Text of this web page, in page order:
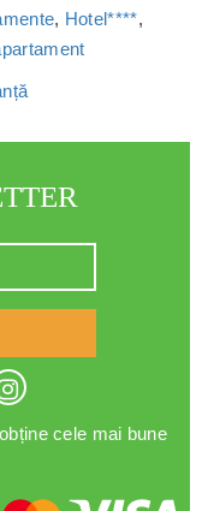
, Hotel****,
cele mai bune